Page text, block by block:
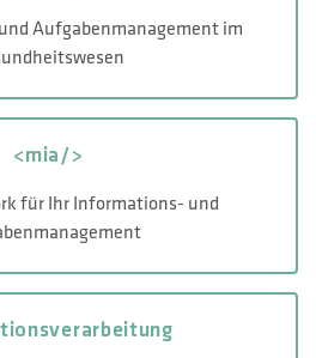
Aufgabenmanagement im
<mia/>
für Ihr Informations- und